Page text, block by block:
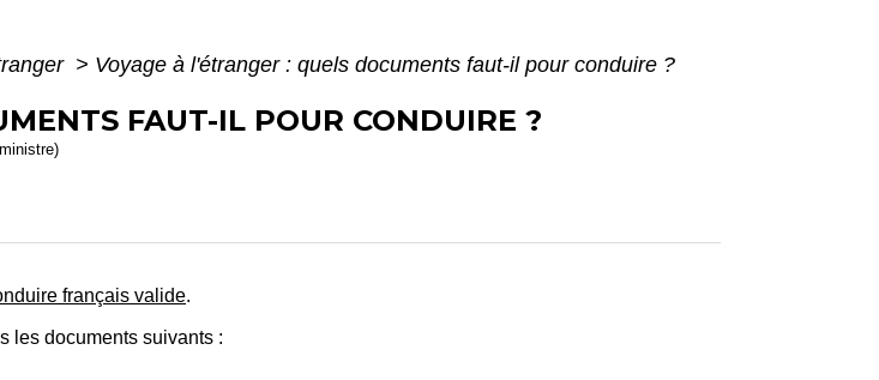
> Voyage à l'étranger : quels documents faut-il pour conduire ?
FAUT-IL POUR CONDUIRE ?
français valide.
les documents suivants :